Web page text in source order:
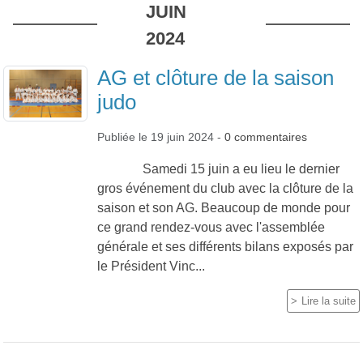
JUIN
2024
AG et clôture de la saison
judo
Publiée le 19 juin 2024 - 0 commentaires
Samedi 15 juin a eu lieu le dernier
gros événement du club avec la clôture de la
saison et son AG. Beaucoup de monde pour
ce grand rendez-vous avec l'assemblée
générale et ses différents bilans exposés par
le Président Vinc...
Lire la suite